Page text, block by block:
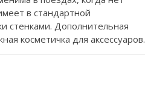
в стандартной
стенками. Дополнительная
косметичка для аксессуаров.